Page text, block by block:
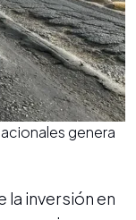
genera
la inversión en